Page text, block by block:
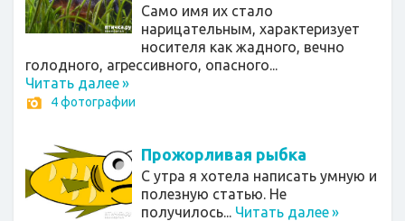
Само имя их стало
нарицательным, характеризует
носителя как жадного, вечно
голодного, агрессивного, опасного...
Читать далее»
4 фотографии
Прожорливая рыбка
С утра я хотела написать умную и
полезную статью. Не
получилось... Читать далее»